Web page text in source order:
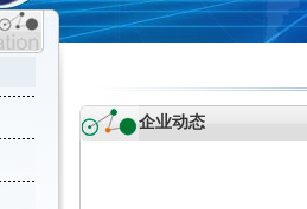
企业动态